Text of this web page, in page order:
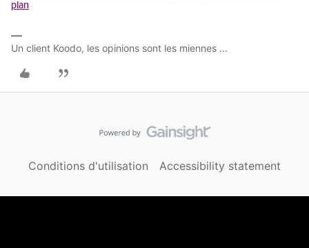
plan
Un client Koodo, les opinions sont les miennes ...
Conditions d'utilisation Accessibility statement